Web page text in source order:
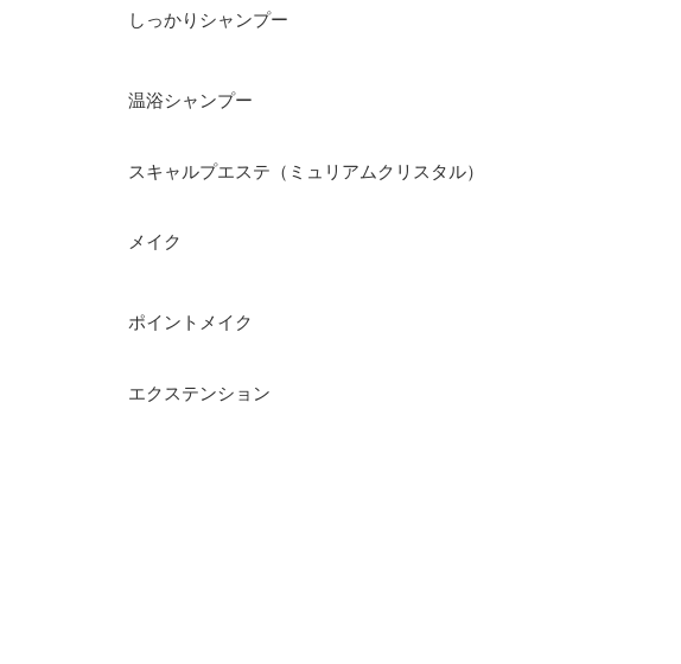
しっかりシャンプー
温浴シャンプー
スキャルプエステ（ミュリアムクリスタル）
メイク
ポイントメイク
エクステンション